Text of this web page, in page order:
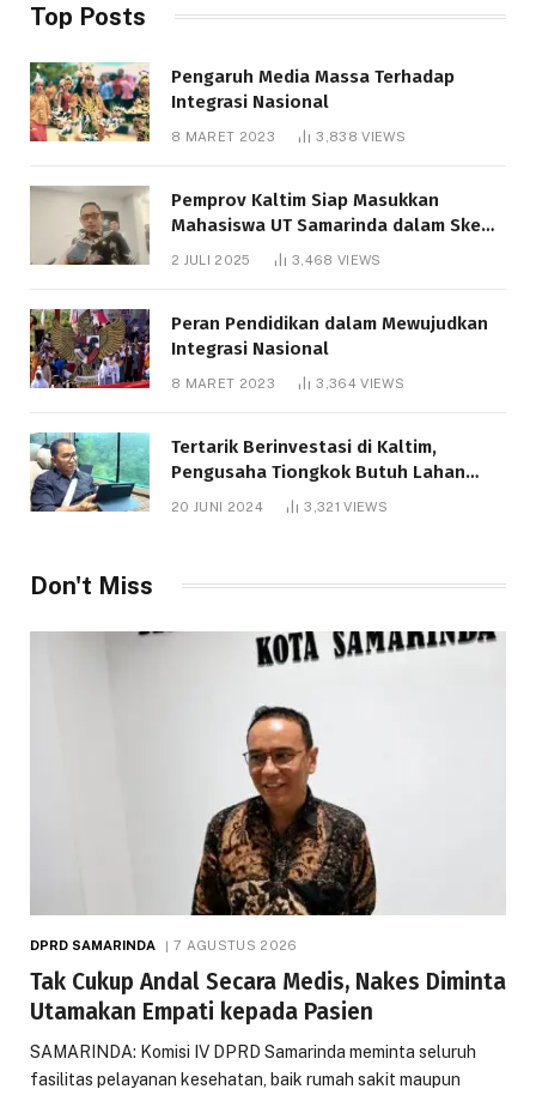
Top Posts
Pengaruh Media Massa Terhadap
Integrasi Nasional
8 MARET 2023 3,838VIEWS
Pemprov Kaltim Siap Masukkan
Mahasiswa UT Samarinda dalam Skema
Bantuan Pendidikan Gratispol
2 JULI 2025 3,468 VIEWS
Peran Pendidikan dalam Mewujudkan
Integrasi Nasional
8 MARET 2023 3,364VIEWS
Tertarik Berinvestasi di Kaltim,
Pengusaha Tiongkok Butuh Lahan
1.000 Hektare
20 JUNI 2024 3,321VIEWS
Don't Miss
DPRD SAMARINDA 7 AGUSTUS 2026
Tak Cukup Andal Secara Medis, Nakes Diminta
Utamakan Empati kepada Pasien
SAMARINDA: Komisi IV DPRD Samarinda meminta seluruh
fasilitas pelayanan kesehatan, baik rumah sakit maupun